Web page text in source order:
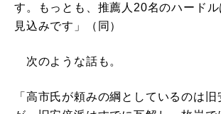
す。もっとも、推薦人20名のハード
見込みです」（同）
次のような話も。
「高市氏が頼みの綱としているのは